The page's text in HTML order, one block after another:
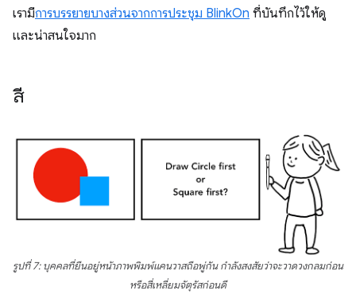
เรามีการบรรยายบางส่วนจากการประชุม BlinkOn ที่บันทึกไว้ให้ดู
และน่าสนใจมาก
สี
รูปที่ 7: บุคคลที่ยืนอยู่หน้าภาพพิมพ์แคนวาสถือพู่กัน กำลังสงสัยว่าจะวาดวงกลมก่อน
หรือสี่เหลี่ยมจัตุรัสก่อนดี